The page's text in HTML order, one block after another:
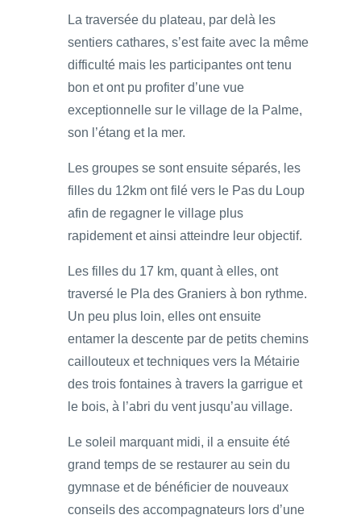
La traversée du plateau, par delà les
sentiers cathares, s’est faite avec la même
difficulté mais les participantes ont tenu
bon et ont pu profiter d’une vue
exceptionnelle sur le village de la Palme,
son l’étang et la mer.
Les groupes se sont ensuite séparés, les
filles du 12km ont filé vers le Pas du Loup
afin de regagner le village plus
rapidement et ainsi atteindre leur objectif.
Les filles du 17 km, quant à elles, ont
traversé le Pla des Graniers à bon rythme.
Un peu plus loin, elles ont ensuite
entamer la descente par de petits chemins
caillouteux et techniques vers la Métairie
des trois fontaines à travers la garrigue et
le bois, à l’abri du vent jusqu’au village.
Le soleil marquant midi, il a ensuite été
grand temps de se restaurer au sein du
gymnase et de bénéficier de nouveaux
conseils des accompagnateurs lors d’une